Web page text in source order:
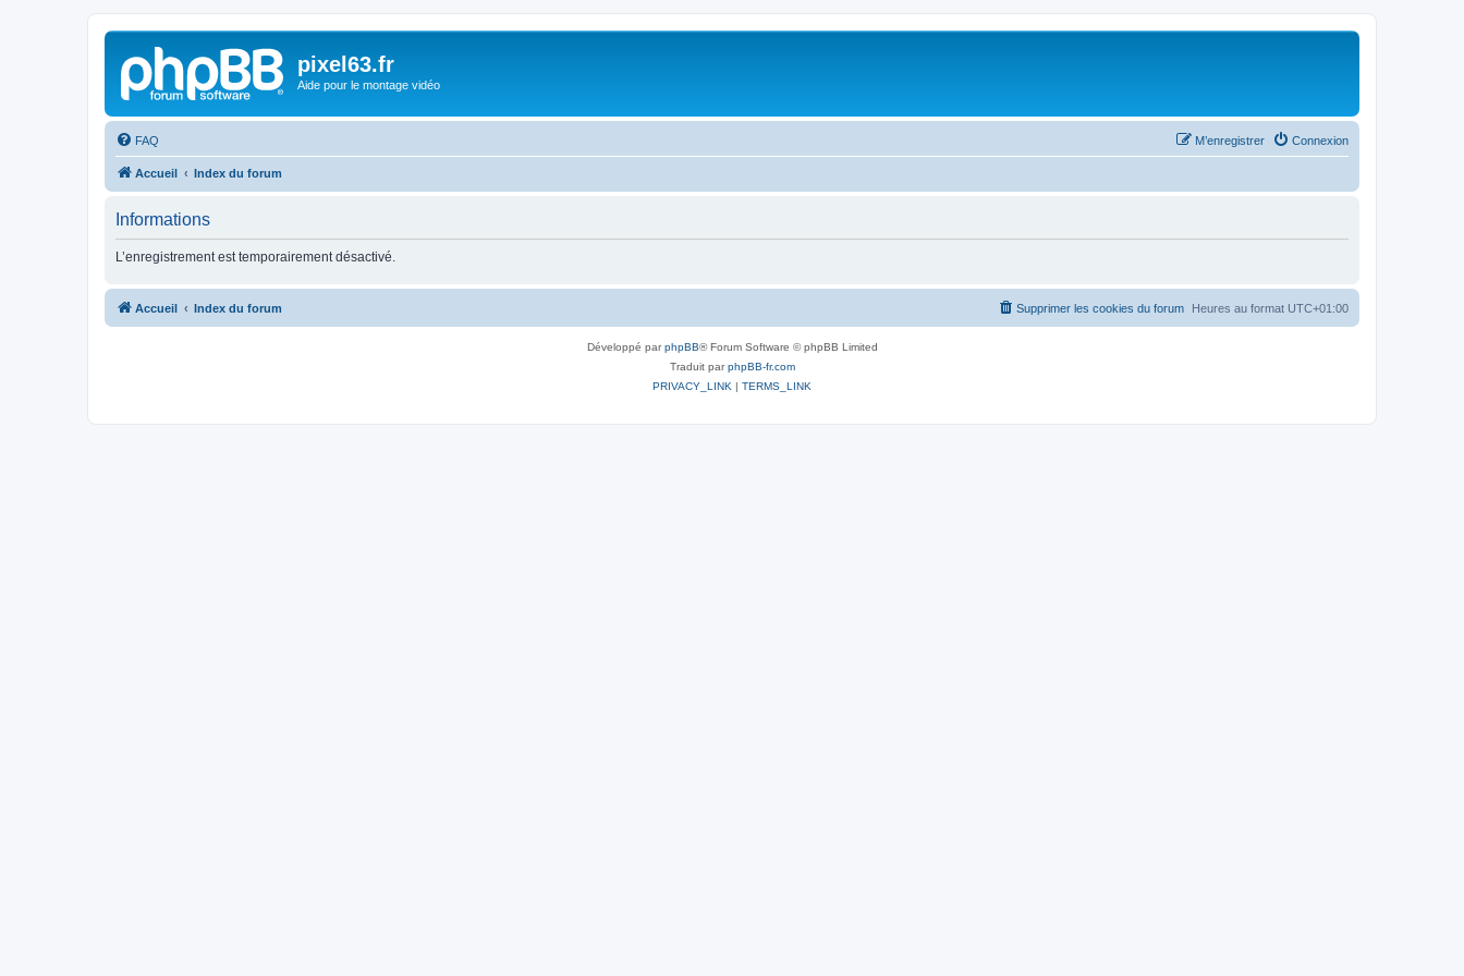
pixel63.fr
Aide pour le montage vidéo
FAQ Connexion
M’enregistrer
Accueil Index du forum
Informations
L’enregistrement est temporairement désactivé.
Accueil Index du forum Heures au format UTC+01:00
Supprimer les cookies du forum
Développé parphpBB® Forum Software © phpBB Limited
Traduit parphpBB-fr.com
PRIVACY_LINK | TERMS_LINK